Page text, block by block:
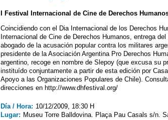
I Festival Internacional de Cine de Derechos
Coincidiendo con el Dia Internacional de los Derechos
Internacional de Cine de Derechos Humanos, entrega
abogado de la acusación popular contra los militares
presidente de la Asociación Argentina Pro Derechos
argentino, recoge en nombre de Slepoy (que excusa su
instituído conjuntamente a partir de esta edición por
Apoyo a las Organizaciones Populares de Chile).
direcciones en http://www.dhfestival.org/
Día / Hora: 10/12/2009, 18:30 H
Lugar: Museu Torre Balldovina. Plaça Pau Casals s/n.